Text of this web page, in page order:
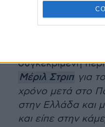
Σε ερώτηση του
απόκριση του
συγκεκριμένη
Μέριλ Στριπ για
χρόνο μετά στο
στην Ελλάδα και
και είπε στην